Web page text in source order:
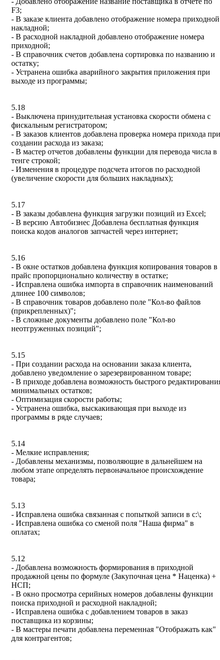
F3;
- В заказе клиента добавлено отображение номера приходной
накладной;
- В расходной накладной добавлено отображение номера
приходной;
- В справочник счетов добавлена сортировка по названию и
остатку;
- Устранена ошибка аварийного закрытия приложения при
выходе из программы;
5.18
- Выключена принудительная установка скорости обмена с
фискальным регистратором;
- В заказов клиентов добавлена проверка номера прихода при
создании расхода из заказа;
- В мастер отчетов добавлены функции для перевода числа в
тенге строкой;
- Изменения в процедуре подсчета итогов по расходной
(увеличение скорости для больших накладных);
5.17
- В заказы добавлена функция загрузки позиций из Excel;
- В версию Автобизнес Добавлена бесплатная функция
поиска кодов аналогов запчастей через интернет;
5.16
- В окне остатков добавлена функция копирования товаров в
прайс пропорционально количеству в остатке;
- Исправлена ошибка импорта в справочник наименований
длинее 100 символов;
- В справочник товаров добавлено поле "Кол-во файлов
(прикрепленных)";
- В сложные документы добавлено поле "Кол-во
неотгруженных позиций";
5.15
- При создании расхода на основании заказа клиента,
добавлено уведомление о зарезервированном товаре;
- В приходе добавлена возможность быстрого
минимальных остатков;
- Оптимизация скорости работы;
- Устранена ошибка, выскакивающая при выходе из
программы в ряде случаев;
5.14
- Мелкие исправления;
- Добавлены механизмы, позволяющие в дальнейшем на
любом этапе определять первоначальное происхождение
товара;
5.13
- Исправлена ошибка связанная с попыткой записи в c:\;
- Исправлена ошибка со сменой поля "Наша фирма" в
оплатах;
5.12
- Добавлена возможность формирования в приходной
продажной цены по формуле (Закупочная цена * Наценка) +
НСП;
- В окно просмотра серийных номеров добавлены функции
поиска приходной и расходной накладной;
- Исправлена ошибка с добавлением товаров в заказ
поставщика из корзины;
- В мастеры печати добавлена переменная "Отображать как"
для контрагентов;